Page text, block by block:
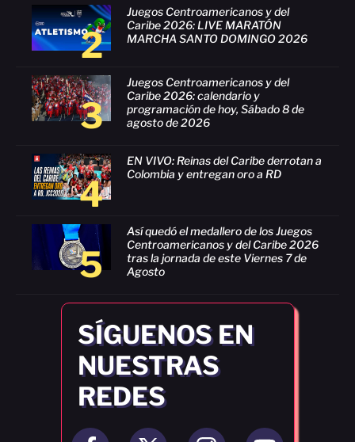
2
Juegos Centroamericanos y del
Caribe 2026: LIVE MARATÓN
MARCHA SANTO DOMINGO 2026
3
Juegos Centroamericanos y del
Caribe 2026: calendario y
programación de hoy, Sábado 8 de
agosto de 2026
4
EN VIVO: Reinas del Caribe derrotan a
Colombia y entregan oro a RD
5
Así quedó el medallero de los Juegos
Centroamericanos y del Caribe 2026
tras la jornada de este Viernes 7 de
Agosto
SÍGUENOS EN
NUESTRAS
REDES